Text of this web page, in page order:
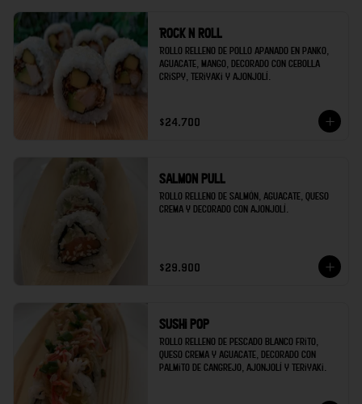
Rock n roll
Rollo relleno de pollo apanado en panko,
aguacate, mango, decorado con cebolla
crispy, teriyaki y ajonjolí.
$24.700
Salmon pull
Rollo relleno de salmón, aguacate, queso
crema y decorado con ajonjolí.
$29.900
Sushi pop
Rollo relleno de pescado blanco frito,
queso crema y aguacate, decorado con
palmito de cangrejo, ajonjolí y teriyaki.